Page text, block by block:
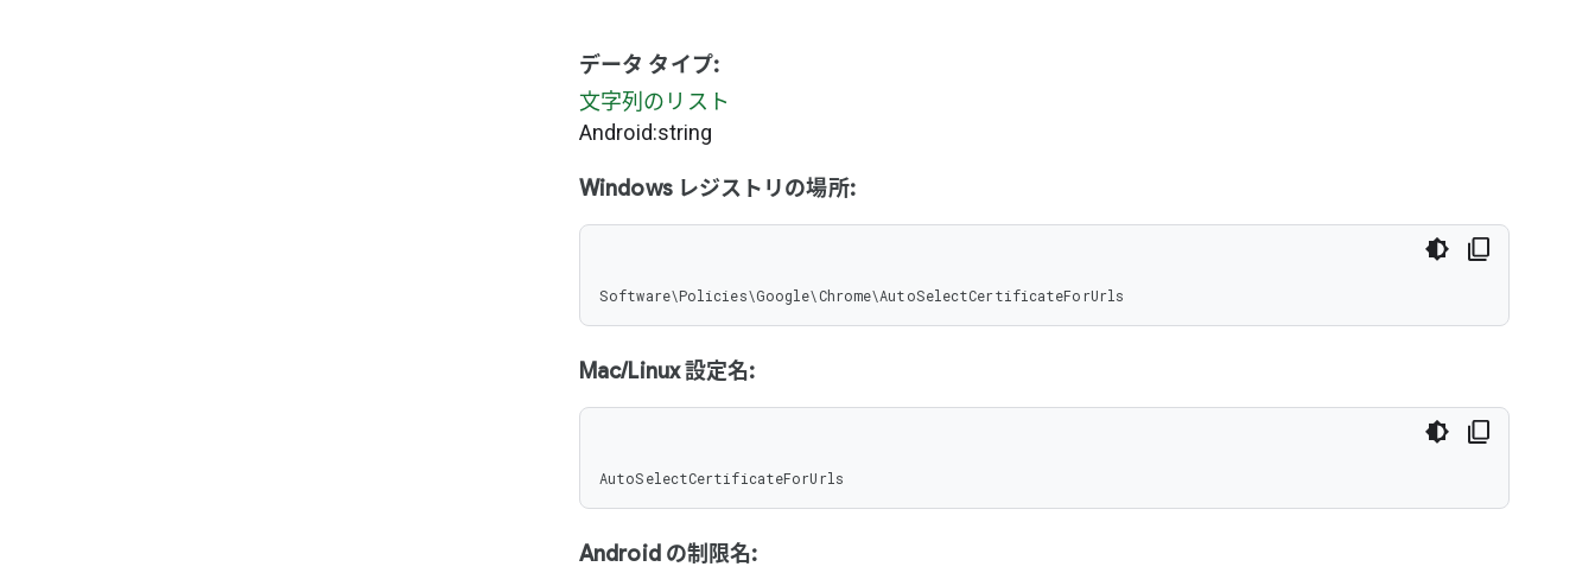
データ タイプ:
文字列のリスト
Android:string
Windows レジストリの場所:
Software\Policies\Google\Chrome\AutoSelectCertificateForUrls
Mac/Linux 設定名:
AutoSelectCertificateForUrls
Android の制限名: